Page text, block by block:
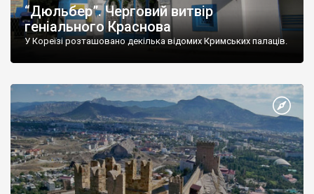
“Дюльбер”. Черговий витвір
геніального Краснова
У Кореїзі розташовано декілька відомих Кримських палаців.